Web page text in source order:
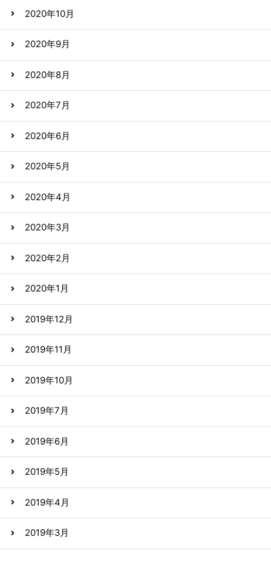
2020年10月
2020年9月
2020年8月
2020年7月
2020年6月
2020年5月
2020年4月
2020年3月
2020年2月
2020年1月
2019年12月
2019年11月
2019年10月
2019年7月
2019年6月
2019年5月
2019年4月
2019年3月